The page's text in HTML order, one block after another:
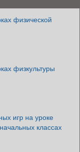
физической
физкультуры
игр на уроке
классах